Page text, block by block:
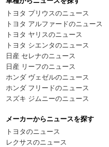
トヨタ プリウスのニュース
トヨタ アルファードのニュース
トヨタ ヤリスのニュース
トヨタ シエンタのニュース
日産 セレナのニュース
日産 リーフのニュース
ホンダ ヴェゼルのニュース
ホンダ フリードのニュース
スズキ ジムニーのニュース
メーカーからニュースを探す
トヨタのニュース
レクサスのニュース